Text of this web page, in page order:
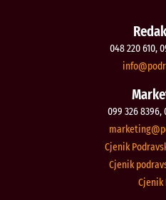
048 220 610,
@ofni
099 326 8396,
@gnitekram
Cjenik
Cjenik
Cjenik